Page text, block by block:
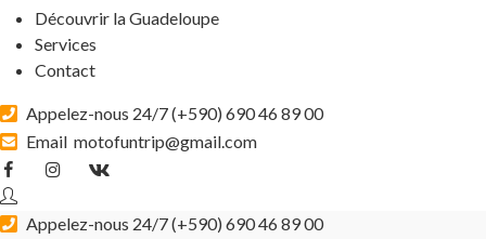
Découvrir la Guadeloupe
Services
Contact
Appelez-nous 24/7 (+590) 690 46 89 00
Email motofuntrip@gmail.com
Appelez-nous 24/7 (+590) 690 46 89 00